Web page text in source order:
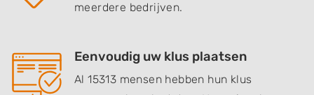
meerdere bedrijven.
Eenvoudig uw klus plaatsen
Al 15313 mensen hebben hun klus